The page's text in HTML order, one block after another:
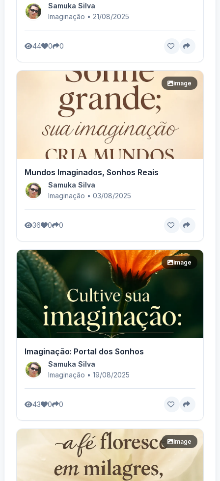
Samuka Silva
Imaginação • 21/08/2025
44 0 0
image
Mundos Imaginados, Sonhos Reais
Samuka Silva
Imaginação • 03/08/2025
36 0 0
image
Imaginação: Portal dos Sonhos
Samuka Silva
Imaginação • 19/08/2025
43 0 0
image